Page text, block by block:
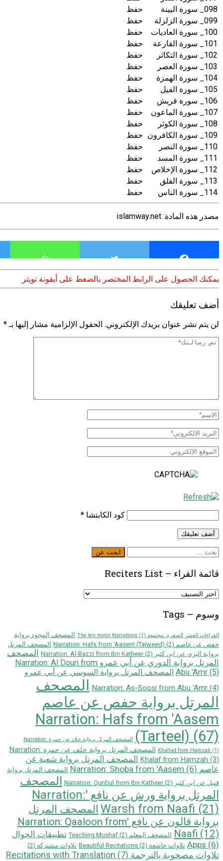
098_ سورة البينة
حفظ
099_ سورة الزلزلة
حفظ
100_ سورة العاديات
حفظ
101_ سورة القارعة
حفظ
102_ سورة التكاثر
حفظ
103_ سورة العصر
حفظ
104_ سورة الهمزة
حفظ
105_ سورة الفيل
حفظ
106_ سورة قريش
حفظ
107_ سورة الماعون
حفظ
108_ سورة الكوثر
حفظ
109_ سورة الكافرون
حفظ
110_ سورة النصر
حفظ
111_ سورة المسد
حفظ
112_ سورة الإخلاص
حفظ
113_ سورة الفلق
حفظ
114_ سورة الناس
حفظ
مصدر هذه المادة: islamway.net
يمكنك الحصول على الرابط المختصر بالضغط على أيقونة تويتر
أضف تعليقك
لن يتم نشر عنوان بريدك الإلكتروني. الحقول الإلزامية مشار إليها بـ*
كود الكابتشا *
ابحث
ابحث عن
قائمة القراء – Reciters List
قائمة
Reciters
List
وسوم – Tags
القراءات العشر الصغرى مجتمعة The ten minor Narrations (1)
المصحف المجود برواية
حفص عن عاصم Narration: Hafs from 'Aasem (Tajweed) (2)
المصحف المرتل
برواية البزي عن ابن كثير Narration: Al-Bazzi from Ibn Katheer (2)
المصحف
المرتل برواية الدوري عن أبي عمرو Narration: Al Douri from
Abu 'Amr (5)
المصحف المرتل برواية السوسي عن أبي عمرو
Narration: As-Soosi from Abu 'Amr (4)
المصحف
المرتل برواية حفص عن عاصم
Narration: Hafs from 'Aasem
(Tarteel) (67)
المصحف المرتل برواية خلاد عن حمزة Narration:
Khallad from Hamzah (1)
المصحف المرتل برواية خلف عن حمزة Narration:
Khalaf from Hamzah (3)
المصحف المرتل برواية شعبة عن
عاصم Narration: Shoba from 'Aasem (6)
المصحف المرتل برواية
قنبل عن ابن كثير Narration: Qunbul from Ibn Katheer (2)
المصحف
المرتل برواية ورش عن نافع 'Narration:
Warsh from Naafi (21)
المصحف المرتل
بروایة قالون عن نافع 'Narration: Qaaloon from
Naafi (12) المصحف المعلم Teaching Mushaf (2)
تطبيقات الجوال
Apps (6) تلاوات خاشعة Beautiful Recitations (2) تلاوات مشتركة (2)
تلاوات مصحوبة بالترجمة Recitations with Translation (7)